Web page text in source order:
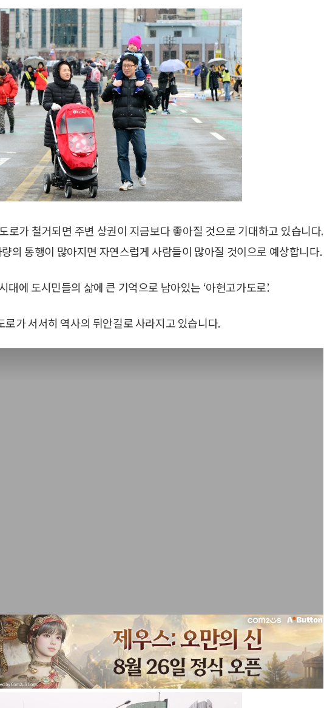
로가 철거되면 주변 상권이 지금보다 좋아질 것으로 기대하고 있습니다.
의 통행이 많아지면 자연스럽게 사람들이 많아질 것이으로 예상합니다.
대에 도시민들의 삶에 큰 기억으로 남아있는 ‘아현고가도로’.
가 서서히 역사의 뒤안길로 사라지고 있습니다.